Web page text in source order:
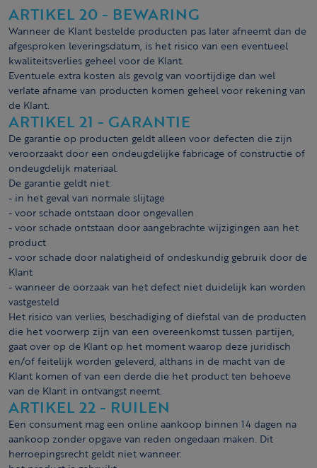
ARTIKEL 20 - BEWARING
Wanneer de Klant bestelde producten pas later afneemt dan de
afgesproken leveringsdatum, is het risico van een eventueel
kwaliteitsverlies geheel voor de Klant.
Eventuele extra kosten als gevolg van voortijdige dan wel
verlate afname van producten komen geheel voor rekening van
de Klant.
ARTIKEL 21 - GARANTIE
De garantie op producten geldt alleen voor defecten die zijn
veroorzaakt door een ondeugdelijke fabricage of constructie of
ondeugdelijk materiaal.
De garantie geldt niet:
- in het geval van normale slijtage
- voor schade ontstaan door ongevallen
- voor schade ontstaan door aangebrachte wijzigingen aan het
product
- voor schade door nalatigheid of ondeskundig gebruik door de
Klant
- wanneer de oorzaak van het defect niet duidelijk kan worden
vastgesteld
Het risico van verlies, beschadiging of diefstal van de producten
die het voorwerp zijn van een overeenkomst tussen partijen,
gaat over op de Klant op het moment waarop deze juridisch
en/of feitelijk worden geleverd, althans in de macht van de
Klant komen of van een derde die het product ten behoeve
van de Klant in ontvangst neemt.
ARTIKEL 22 - RUILEN
Een consument mag een online aankoop binnen 14 dagen na
aankoop zonder opgave van reden ongedaan maken. Dit
herroepingsrecht geldt niet wanneer: